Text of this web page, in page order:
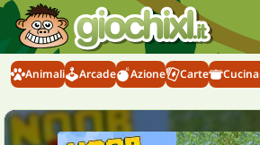
Animali Arcade Azione Carte